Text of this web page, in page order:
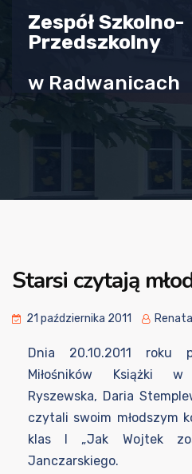
Zespół Szkolno-
Przedszkolny
w Radwanicach
Starsi czytają
21 października 2011
Dnia 20.10.2011 roku
Miłośników Książki
Ryszewska, Daria
czytali swoim młodszym
klas I „Jak Wojtek
Janczarskiego.